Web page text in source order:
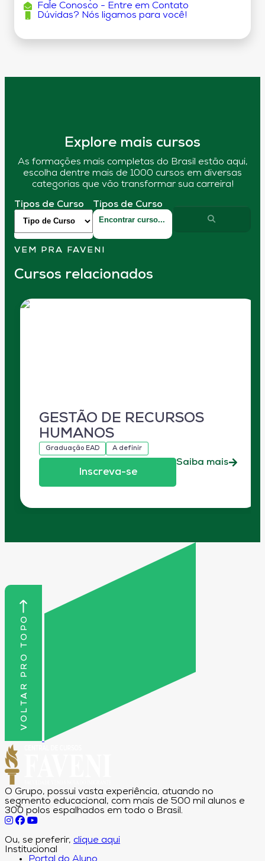
Fale Conosco - Entre em Contato
Dúvidas? Nós ligamos para você!
Explore mais cursos
As formações mais completas do Brasil estão aqui,
escolha dentre mais de 1000 cursos em diversas
categorias que vão transformar sua carreira!
Tipos de Curso Tipos de Curso
VEM PRA FAVENI
Cursos relacionados
GESTÃO DE RECURSOS
HUMANOS
Graduação EAD A definir
Inscreva-se
Saiba mais
VOLTAR PRO TOPO
O Grupo, possui vasta experiência, atuando no
segmento educacional, com mais de 500 mil alunos e
300 polos espalhados em todo o Brasil.
Ou, se preferir, clique aqui
Institucional
Portal do Aluno